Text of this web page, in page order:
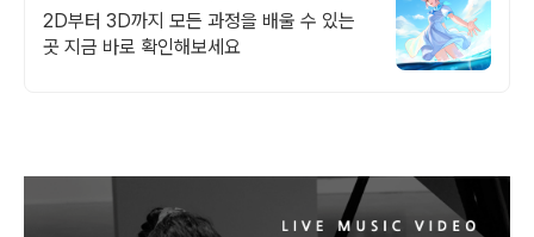
부터 잘 끼우려면
2D부터 3D까지 모든 과정을 배울 수 있는
곳 지금 바로 확인해보세요